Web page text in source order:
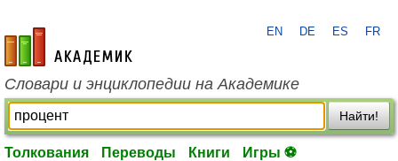
academic.ru
EN DE ES FR
Словари и энциклопедии на Академике
Найти!
Толкования Переводы Книги Игры ⚽